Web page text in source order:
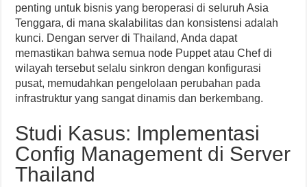
penting untuk bisnis yang beroperasi di seluruh Asia
Tenggara, di mana skalabilitas dan konsistensi adalah
kunci. Dengan server di Thailand, Anda dapat
memastikan bahwa semua node Puppet atau Chef di
wilayah tersebut selalu sinkron dengan konfigurasi
pusat, memudahkan pengelolaan perubahan pada
infrastruktur yang sangat dinamis dan berkembang.
Studi Kasus: Implementasi
Config Management di Server
Thailand